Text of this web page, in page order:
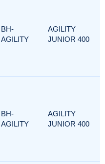
BH-
AGILITY
AGILITY
JUNIOR 400
BH-
AGILITY
AGILITY
JUNIOR 400